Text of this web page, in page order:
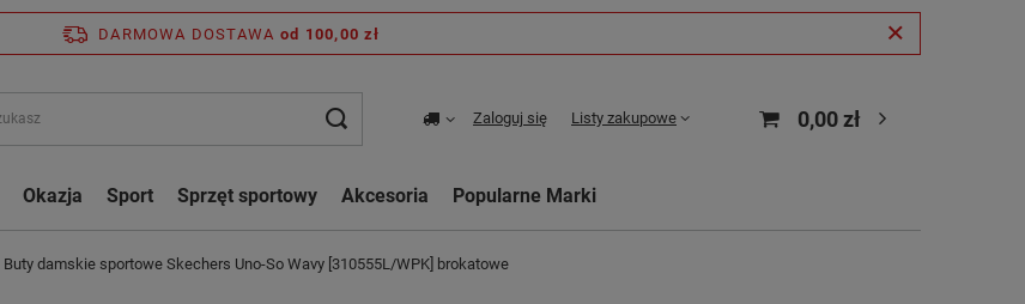
DARMOWA DOSTAWA od 100,00 zł
Zaloguj się Listy zakupowe 0,00 zł
Okazja Sport Sprzęt sportowy Akcesoria Popularne Marki
Buty damskie sportowe Skechers Uno-So Wavy [310555L/WPK] brokatowe